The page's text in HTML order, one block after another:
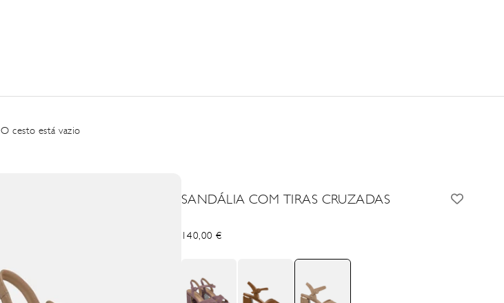
O cesto está vazio
SANDÁLIA COM TIRAS CRUZADAS
Precio de oferta
140,00 €